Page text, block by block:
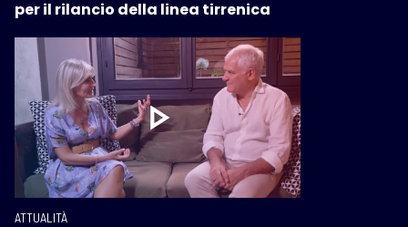
per il rilancio della linea tirrenica
ATTUALITÀ